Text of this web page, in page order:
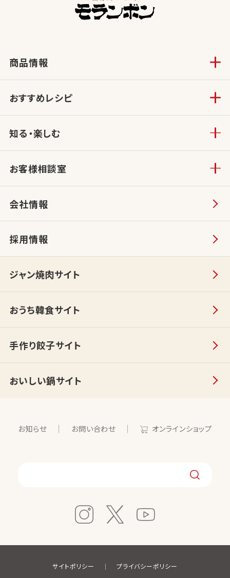
商品情報
おすすめレシピ
知る・楽しむ
お客様相談室
会社情報
採用情報
ジャン焼肉サイト
おうち韓食サイト
手作り餃子サイト
おいしい鍋サイト
お知らせ お問い合わせ オンラインショップ
サイトポリシー プライバシーポリシー